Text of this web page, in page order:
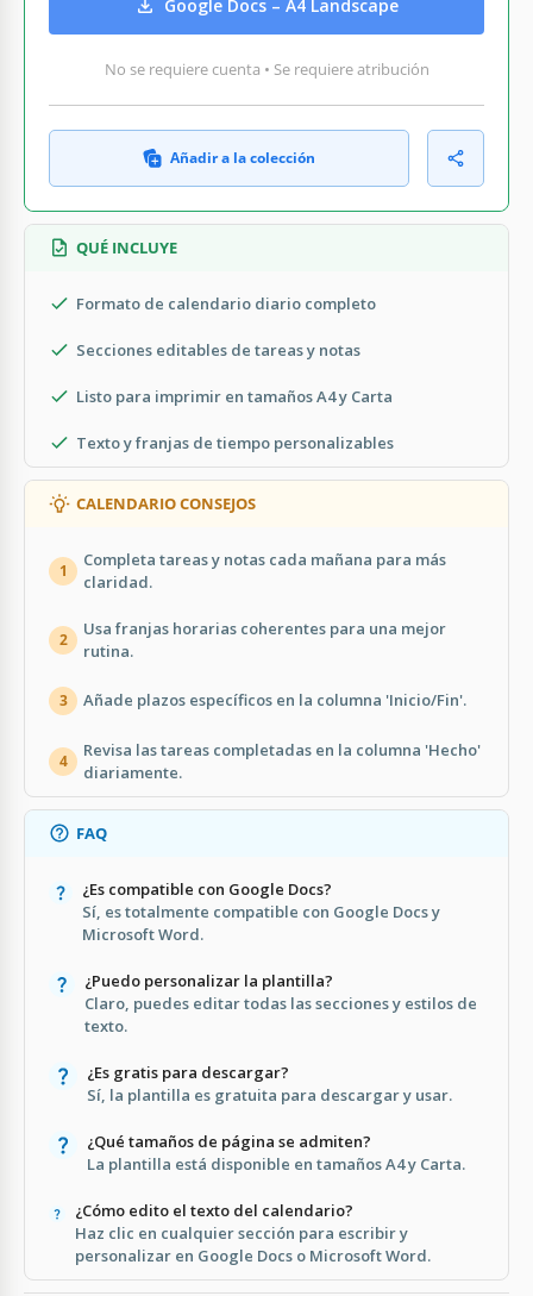
Google Docs – A4 Landscape
No se requiere cuenta • Se requiere atribución
Añadir a la colección
QUÉ INCLUYE
Formato de calendario diario completo
Secciones editables de tareas y notas
Listo para imprimir en tamaños A4 y Carta
Texto y franjas de tiempo personalizables
CALENDARIO CONSEJOS
1
Completa tareas y notas cada mañana para más
claridad.
2
Usa franjas horarias coherentes para una mejor
rutina.
3 Añade plazos específicos en la columna 'Inicio/Fin'.
4
Revisa las tareas completadas en la columna 'Hecho'
diariamente.
FAQ
¿Es compatible con Google Docs?
Sí, es totalmente compatible con Google Docs y
Microsoft Word.
¿Puedo personalizar la plantilla?
Claro, puedes editar todas las secciones y estilos de
texto.
¿Es gratis para descargar?
Sí, la plantilla es gratuita para descargar y usar.
¿Qué tamaños de página se admiten?
La plantilla está disponible en tamaños A4 y Carta.
¿Cómo edito el texto del calendario?
Haz clic en cualquier sección para escribir y
personalizar en Google Docs o Microsoft Word.